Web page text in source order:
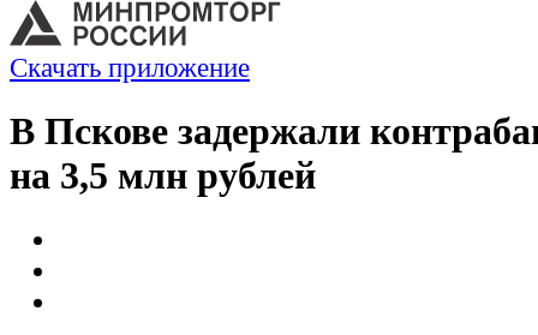
Скачать приложение
В Пскове задержали
на 3,5 млн рублей